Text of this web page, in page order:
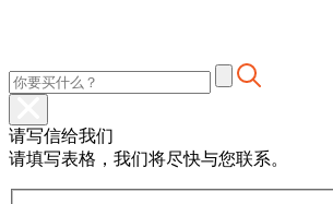
请写信给我们
请填写表格，我们将尽快与您联系。